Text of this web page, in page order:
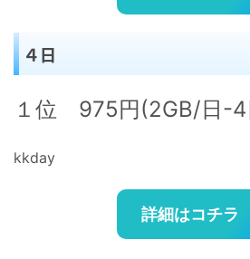
４日
１位 975円(2GB/日-4
kkday
詳細はコチラ